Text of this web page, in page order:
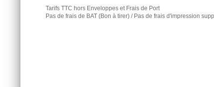
Tarifs TTC hors Enveloppes et Frais de Port
Pas de frais de BAT (Bon à tirer) / Pas de frais d'impression